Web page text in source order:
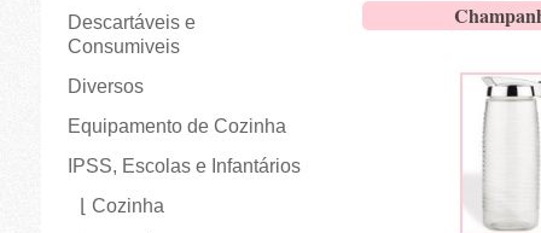
Descartáveis e
Consumiveis
Diversos
Equipamento de Cozinha
IPSS, Escolas e Infantários
Cozinha